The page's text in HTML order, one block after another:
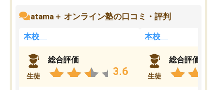
atama＋ オンライン塾の口コミ・評判
本校
生徒
総合評価
3.6
本校
生徒
総合評価